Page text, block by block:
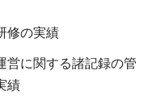
修の実績
営に関する諸記録の管
績